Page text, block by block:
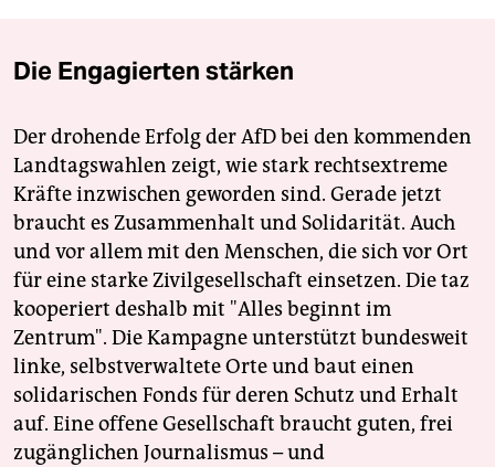
Die Engagierten stärken
Der drohende Erfolg der AfD bei den kommenden
Landtagswahlen zeigt, wie stark rechtsextreme
Kräfte inzwischen geworden sind. Gerade jetzt
braucht es Zusammenhalt und Solidarität. Auch
und vor allem mit den Menschen, die sich vor Ort
für eine starke Zivilgesellschaft einsetzen. Die taz
kooperiert deshalb mit "Alles beginnt im
Zentrum". Die Kampagne unterstützt bundesweit
linke, selbstverwaltete Orte und baut einen
solidarischen Fonds für deren Schutz und Erhalt
auf. Eine offene Gesellschaft braucht guten, frei
zugänglichen Journalismus – und